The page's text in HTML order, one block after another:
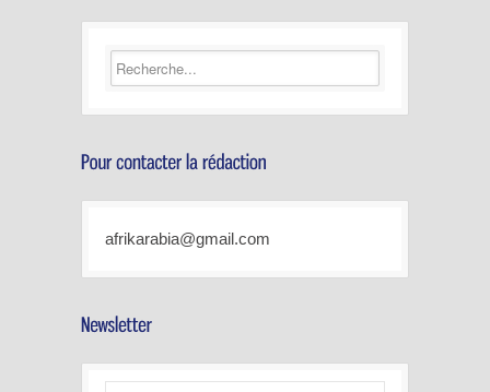
afrikarabia@gmail.com